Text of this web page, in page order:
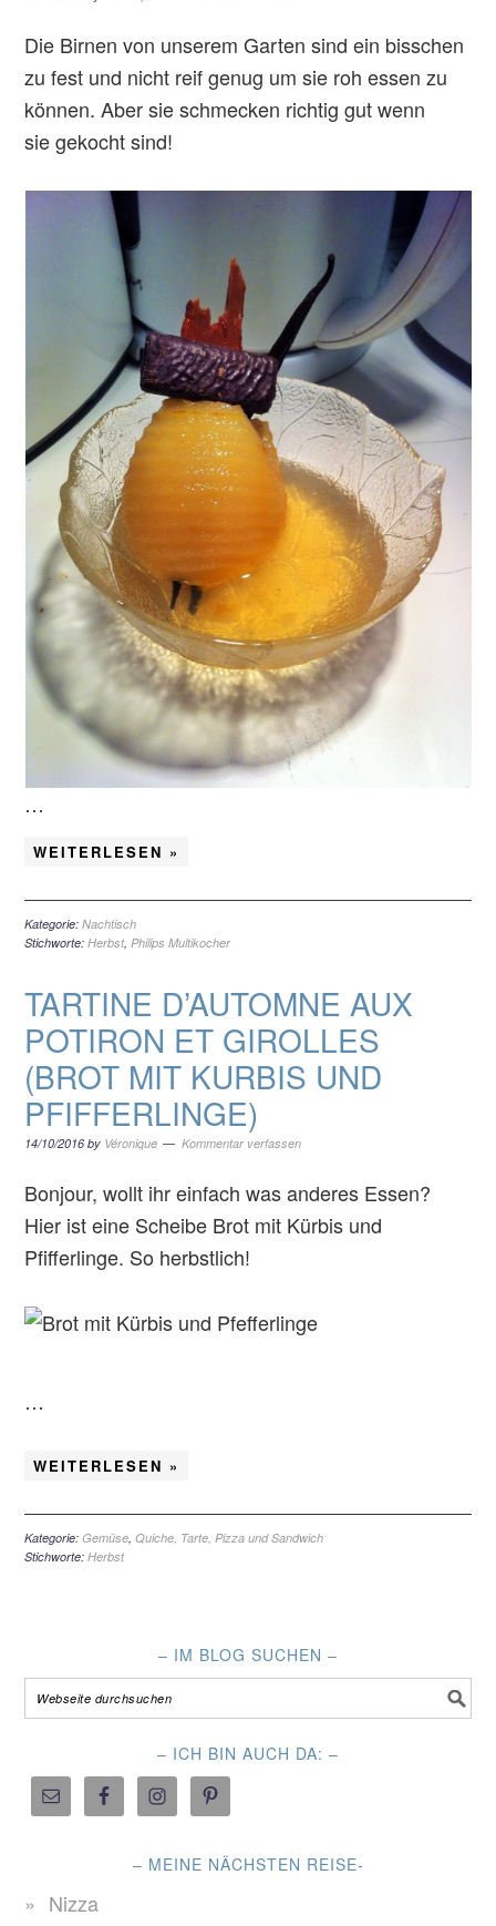
Die Birnen von unserem Garten sind ein bisschen
zu fest und nicht reif genug um sie roh essen zu
können. Aber sie schmecken richtig gut wenn
sie gekocht sind!
…
WEITERLESEN »
Kategorie:Nachtisch
Stichworte:Herbst,Philips Multikocher
TARTINE D’AUTOMNE AUX
POTIRON ET GIROLLES
(BROT MIT KURBIS UND
PFIFFERLINGE)
14/10/2016 by Véronique Kommentar verfassen
Bonjour, wollt ihr einfach was anderes Essen?
Hier ist eine Scheibe Brot mit Kürbis und
Pfifferlinge. So herbstlich!
…
WEITERLESEN »
Kategorie:Gemüse,Quiche, Tarte, Pizza und Sandwich
Stichworte:Herbst
– IM BLOG SUCHEN –
– ICH BIN AUCH DA: –
– MEINE NÄCHSTEN REISE-
Nizza